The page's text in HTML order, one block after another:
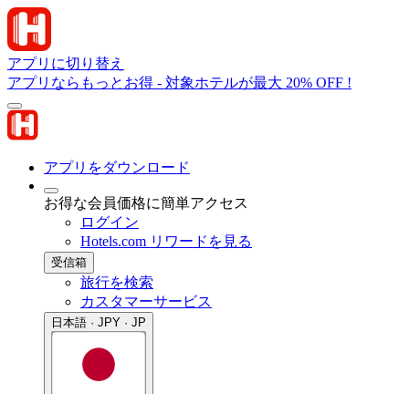
アプリに切り替え
アプリならもっとお得 - 対象ホテルが最大 20% OFF !
アプリをダウンロード
お得な会員価格に簡単アクセス
ログイン
Hotels.com リワードを見る
受信箱
旅行を検索
カスタマーサービス
日本語 · JPY · JP